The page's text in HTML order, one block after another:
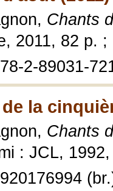
Chants
2011, 82 p. ;
2-89031-
la
Chants
: JCL,